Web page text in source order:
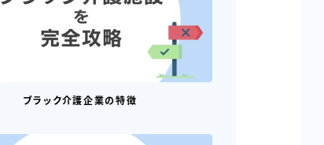
ブラック介護企業の特徴